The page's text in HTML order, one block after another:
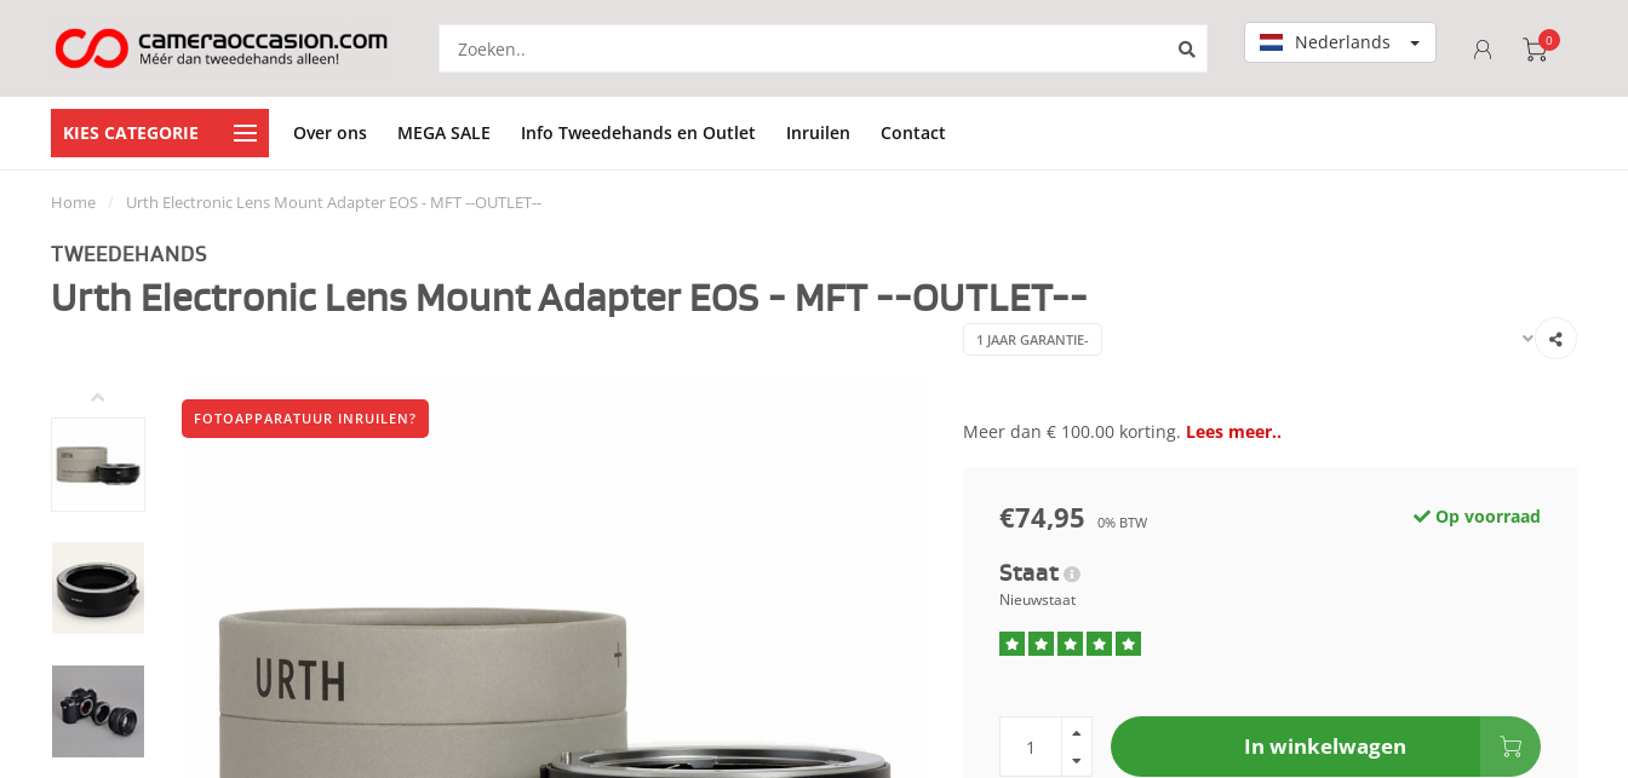
Nederlands 0
KIES CATEGORIE Over ons MEGA SALE Info Tweedehands en Outlet Inruilen Contact
Home / Urth Electronic Lens Mount Adapter EOS - MFT --OUTLET--
TWEEDEHANDS
Urth Electronic Lens Mount Adapter EOS - MFT --OUTLET--
1 JAAR GARANTIE-
FOTOAPPARATUUR INRUILEN?
Meer dan € 100.00 korting. Lees meer..
€74,95 0% BTW Op voorraad
Staat
Nieuwstaat
In winkelwagen